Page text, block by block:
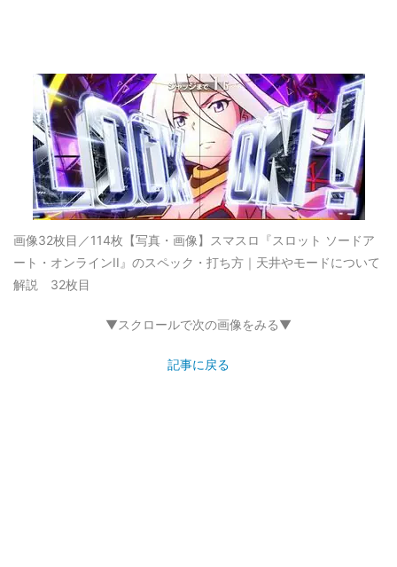
画像32枚目／114枚 【写真・画像】スマスロ『スロット ソードア
ート・オンラインII』のスペック・打ち方｜天井やモードについて
解説 32枚目
▼スクロールで次の画像をみる▼
記事に戻る